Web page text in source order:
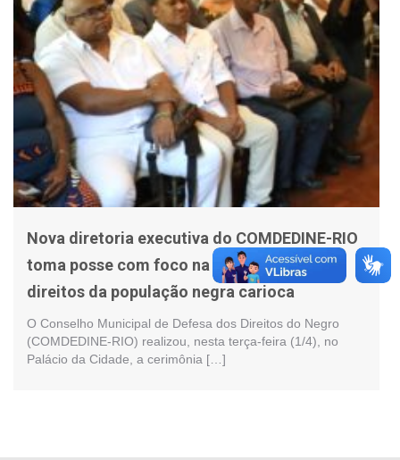
Nova diretoria executiva do COMDEDINE-RIO
toma posse com foco na garantia dos
direitos da população negra carioca
O Conselho Municipal de Defesa dos Direitos do Negro
(COMDEDINE-RIO) realizou, nesta terça-feira (1/4), no
Palácio da Cidade, a cerimônia […]